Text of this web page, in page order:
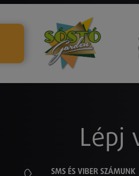
Lépj
SMS ÉS VIBER SZÁMUNK